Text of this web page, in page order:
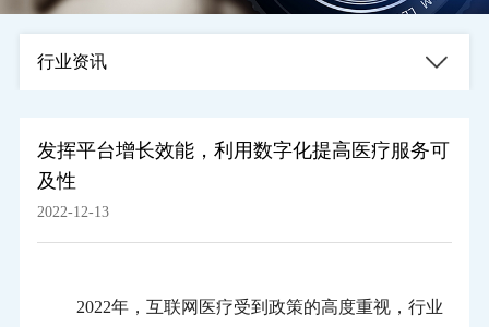
行业资讯
发挥平台增长效能，利用数字化提高医疗服务可
及性
2022-12-13
2022年，互联网医疗受到政策的高度重视，行业